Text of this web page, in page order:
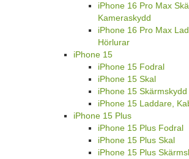
iPhone 16 Pro Max
Kameraskydd
iPhone 16 Pro Max
Hörlurar
iPhone 15
iPhone 15 Fodral
iPhone 15 Skal
iPhone 15
iPhone 15 Laddare,
iPhone 15 Plus
iPhone 15 Plus Fodral
iPhone 15 Plus Skal
iPhone 15 Plus